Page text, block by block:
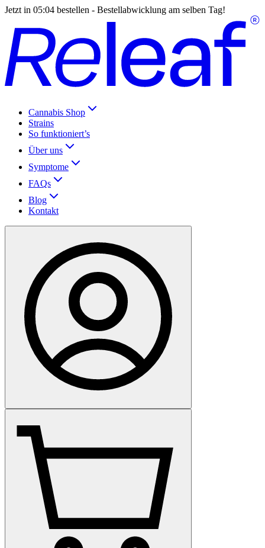
Jetzt in 05:04 bestellen - Bestellabwicklung am selben Tag!
Cannabis Shop
Strains
So funktioniert’s
Über uns
Symptome
FAQs
Blog
Kontakt